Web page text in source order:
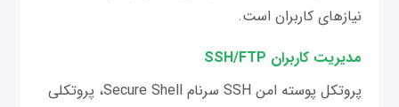
نیازهای کاربران است.
مدیریت کاربران SSH/FTP
پروتکل پوسته امن SSH سرنام Secure Shell، پروتکلی